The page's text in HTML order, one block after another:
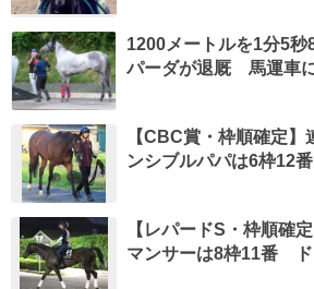
1200メートルを1分5
パーダが退厩 馬運車
い場面も 小椋調教師
【CBC賞・枠順確定
ンシブルパパは6枠12
のディアナザールは4
【レパードS・枠順確
マンサーは8枠11番 ド